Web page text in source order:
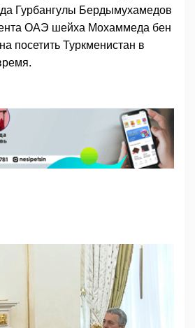
Гурбангулы Бердымухамедов
ОАЭ шейха Мохаммеда бен
посетить Туркменистан в